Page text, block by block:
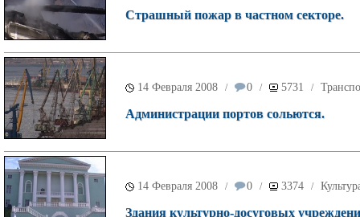
Страшный пожар в частном секторе.
14 Февраля 2008 / 0 / 5731 /
Администрации портов сольются.
14 Февраля 2008 / 0 / 3374 /
Здания культурно-досуговых